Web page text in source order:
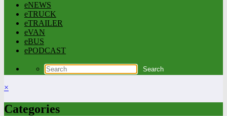
eNEWS
eTRUCK
eTRAILER
eVAN
eBUS
ePODCAST
×
Categories